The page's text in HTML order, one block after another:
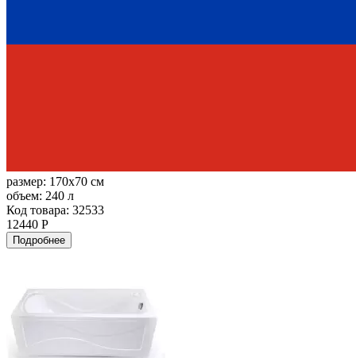
размер: 170x70 см
объем: 240 л
Код товара: 32533
12440 Р
Подробнее